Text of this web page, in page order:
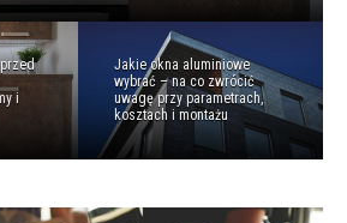
i
Jakie okna aluminiowe
wybrać – na co zwrócić
uwagę przy parametrach,
kosztach i montażu